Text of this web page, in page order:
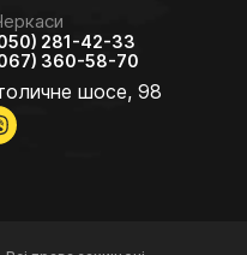
281-42-33
360-58-70
шосе, 98